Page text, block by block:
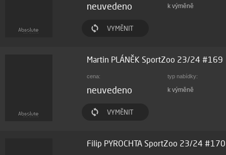
neuvedeno k výměně
VYMĚNIT
Martin PLÁNĚK SportZoo 23/24 #169
cena: typ nabídky:
neuvedeno k výměně
VYMĚNIT
Filip PYROCHTA SportZoo 23/24 #170